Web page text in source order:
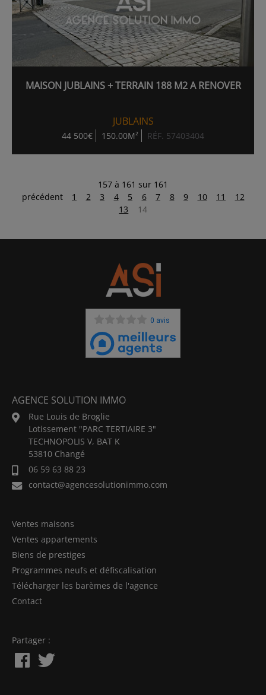
MAISON JUBLAINS + TERRAIN 188 M2 A RENOVER
JUBLAINS
44 500€ 150.00M² RÉF. 57403404
157 à 161 sur 161
précédent
1 2 3 4 5 6 7 8 9 10 11
12
13
14
0 avis
AGENCE SOLUTION IMMO
Rue Louis de Broglie
Lotissement "PARC TERTIAIRE 3"
TECHNOPOLIS V, BAT K
53810 Changé
06 59 63 88 23
contact@agencesolutionimmo.com
Ventes maisons
Ventes appartements
Biens de prestiges
Programmes neufs et défiscalisation
Télécharger les barèmes de l'agence
Contact
Partager :